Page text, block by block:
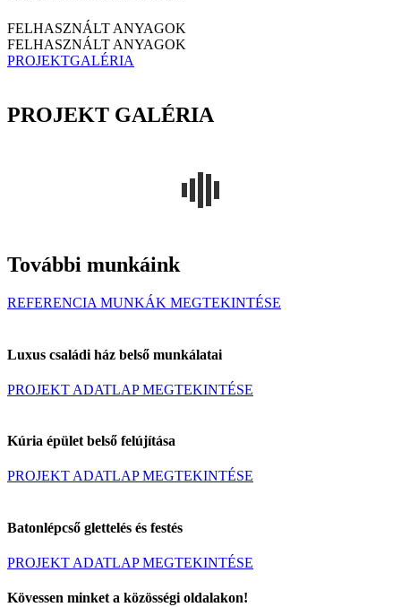
FELHASZNÁLT ANYAGOK
FELHASZNÁLT ANYAGOK
PROJEKTGALÉRIA
PROJEKT GALÉRIA
További munkáink
REFERENCIA MUNKÁK MEGTEKINTÉSE
Luxus családi ház belső munkálatai
PROJEKT ADATLAP MEGTEKINTÉSE
Kúria épület belső felújítása
PROJEKT ADATLAP MEGTEKINTÉSE
Batonlépcső glettelés és festés
PROJEKT ADATLAP MEGTEKINTÉSE
Kövessen minket a közösségi oldalakon!